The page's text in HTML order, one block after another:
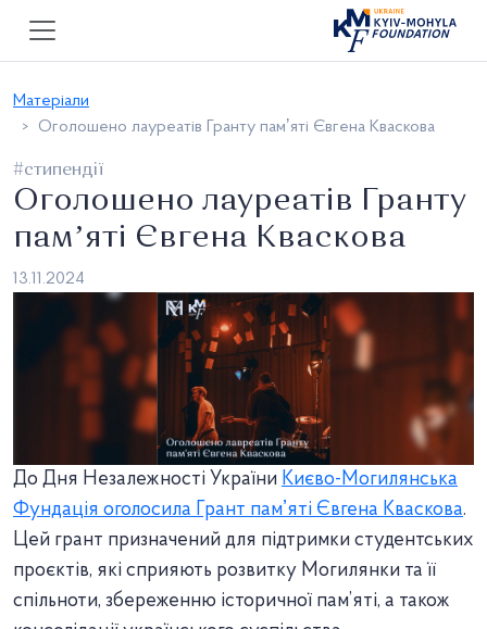
Матеріали
Оголошено лауреатів Гранту памʼяті Євгена Кваскова
#стипендії
Оголошено лауреатів Гранту
памʼяті Євгена Кваскова
13.11.2024
До Дня Незалежності України Києво-Могилянська
Фундація оголосила Грант памʼяті Євгена Кваскова.
Цей грант призначений для підтримки студентських
проєктів, які сприяють розвитку Могилянки та її
спільноти, збереженню історичної пам’яті, а також